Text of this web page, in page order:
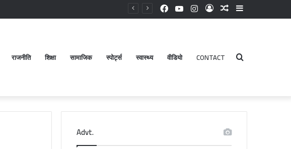
का चालान Sidebar
Random
Log
Instagram
YouTube
Facebook
राजनीति शिक्षा सामाजिक स्पोर्ट्स स्वास्थ्य वीडियो CONTACT Search
Advt.